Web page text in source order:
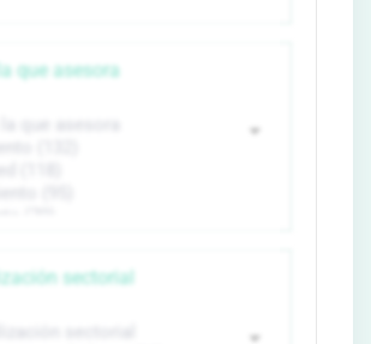
que asesora
sectorial